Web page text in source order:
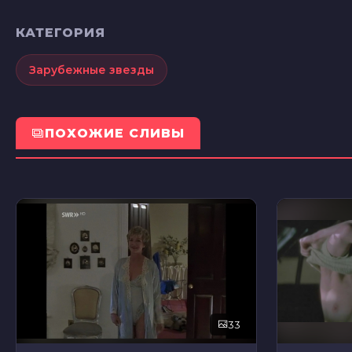
КАТЕГОРИЯ
Зарубежные звезды
ПОХОЖИЕ СЛИВЫ
33